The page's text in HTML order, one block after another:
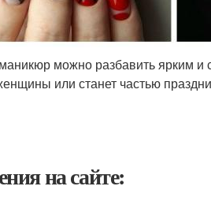
можно разбавить ярким
или станет частью
на сайте: